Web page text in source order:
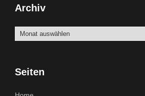
Archiv
Archiv
Seiten